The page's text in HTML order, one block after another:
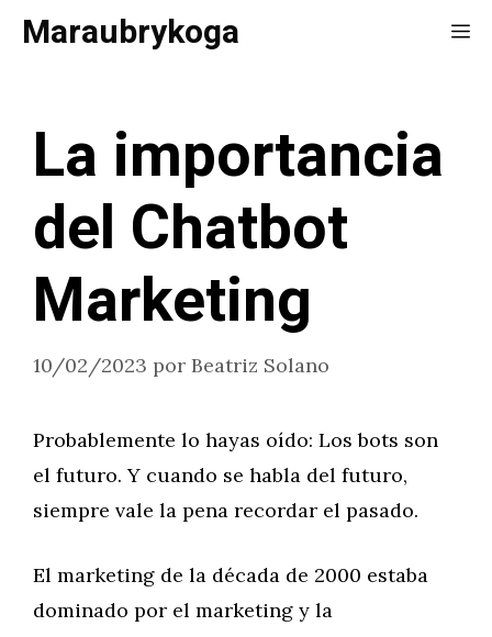
SaltarMaraubrykoga
La importancia
del Chatbot
Marketing
10/02/2023 por Beatriz Solano
Probablemente lo hayas oído: Los bots son
el futuro. Y cuando se habla del futuro,
siempre vale la pena recordar el pasado.
El marketing de la década de 2000 estaba
dominado por el marketing y la